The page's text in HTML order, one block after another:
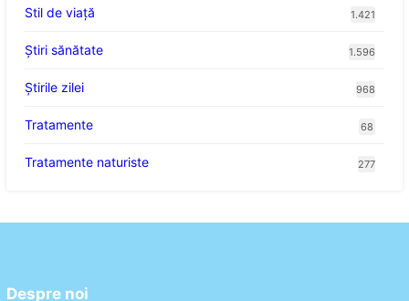
Stil de viaţă 1.421
Ştiri sănătate 1.596
Știrile zilei 968
Tratamente 68
Tratamente naturiste 277
Despre noi